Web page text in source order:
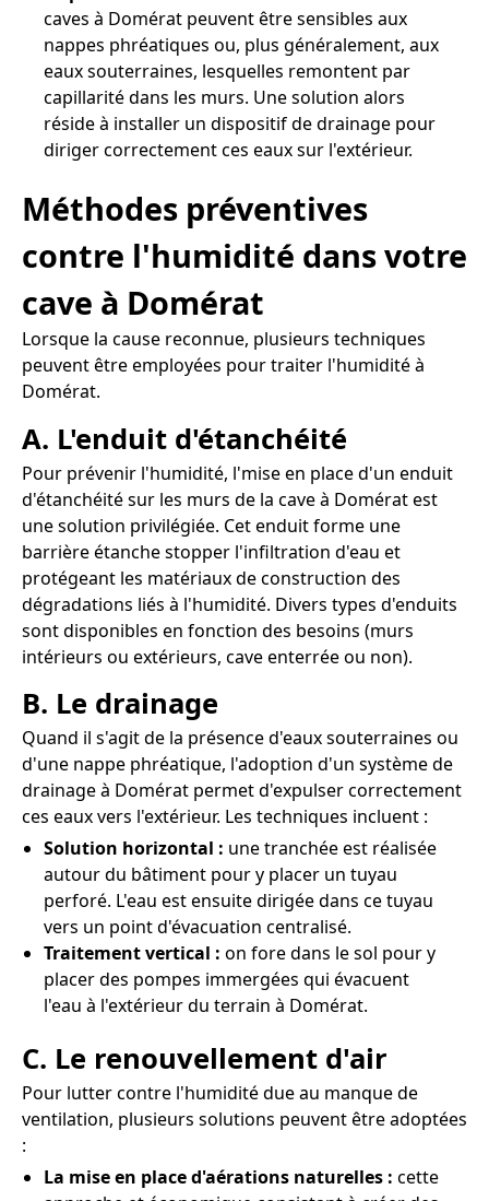
caves à Domérat peuvent être sensibles aux
nappes phréatiques ou, plus généralement, aux
eaux souterraines, lesquelles remontent par
capillarité dans les murs. Une solution alors
réside à installer un dispositif de drainage pour
diriger correctement ces eaux sur l'extérieur.
Méthodes préventives
contre l'humidité dans votre
cave à Domérat
Lorsque la cause reconnue, plusieurs techniques
peuvent être employées pour traiter l'humidité à
Domérat.
A. L'enduit d'étanchéité
Pour prévenir l'humidité, l'mise en place d'un enduit
d'étanchéité sur les murs de la cave à Domérat est
une solution privilégiée. Cet enduit forme une
barrière étanche stopper l'infiltration d'eau et
protégeant les matériaux de construction des
dégradations liés à l'humidité. Divers types d'enduits
sont disponibles en fonction des besoins (murs
intérieurs ou extérieurs, cave enterrée ou non).
B. Le drainage
Quand il s'agit de la présence d'eaux souterraines ou
d'une nappe phréatique, l'adoption d'un système de
drainage à Domérat permet d'expulser correctement
ces eaux vers l'extérieur. Les techniques incluent :
Solution horizontal : une tranchée est réalisée
autour du bâtiment pour y placer un tuyau
perforé. L'eau est ensuite dirigée dans ce tuyau
vers un point d'évacuation centralisé.
Traitement vertical : on fore dans le sol pour y
placer des pompes immergées qui évacuent
l'eau à l'extérieur du terrain à Domérat.
C. Le renouvellement d'air
Pour lutter contre l'humidité due au manque de
ventilation, plusieurs solutions peuvent être adoptées
:
La mise en place d'aérations naturelles : cette